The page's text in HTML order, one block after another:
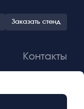
Заказать стенд
Контакты